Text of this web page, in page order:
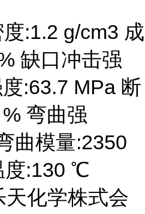
:1.2 g/cm3 成
缺口冲击强
:63.7 MPa 断
弯曲强
曲模量:2350
度:130 ℃
化学株式会